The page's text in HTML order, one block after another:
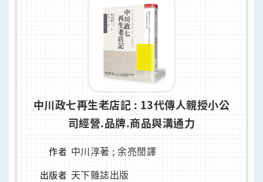
中川政七再生老店記 : 13代傳人親授小公
司經營.品牌.商品與溝通力
作者 中川淳著 ; 余亮誾譯
出版者 天下雜誌出版